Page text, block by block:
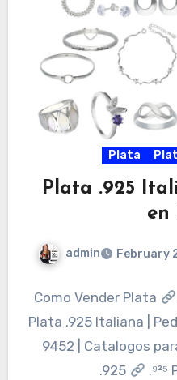
Plata
Plata .925
en
admin February
Como Vender Plata
Plata .925 Italiana |
9452 | Catalogos
.925